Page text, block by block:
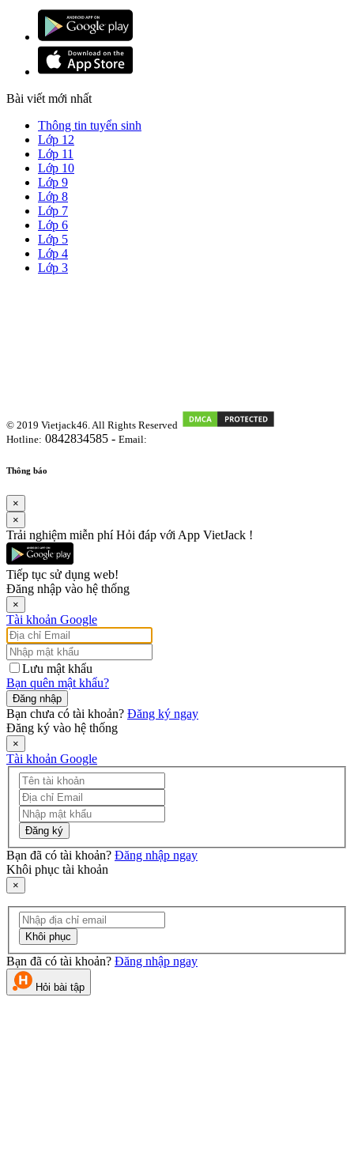
Bài viết mới nhất
Thông tin tuyển sinh
Lớp 12
Lớp 11
Lớp 10
Lớp 9
Lớp 8
Lớp 7
Lớp 6
Lớp 5
Lớp 4
Lớp 3
© 2019 Vietjack46. All Rights Reserved
Hotline: 0842834585 - Email:
Thông báo
×
×
Trải nghiệm miễn phí Hỏi đáp với App VietJack !
Tiếp tục sử dụng web!
Đăng nhập vào hệ thống
×
Tài khoản Google
Lưu mật khẩu
Bạn quên mật khẩu?
Đăng nhập
Bạn chưa có tài khoản? Đăng ký ngay
Đăng ký vào hệ thống
×
Tài khoản Google
Đăng ký
Bạn đã có tài khoản? Đăng nhập ngay
Khôi phục tài khoản
×
Khôi phục
Bạn đã có tài khoản? Đăng nhập ngay
Hỏi bài tập